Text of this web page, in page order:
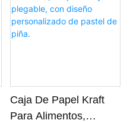
varios tamaños para anillos y
pendientes. Se ofrecen
opciones de personalización
minoristas, regalos de boda
y pedidos al por mayor
Caja De Papel Kraft
Para Alimentos,